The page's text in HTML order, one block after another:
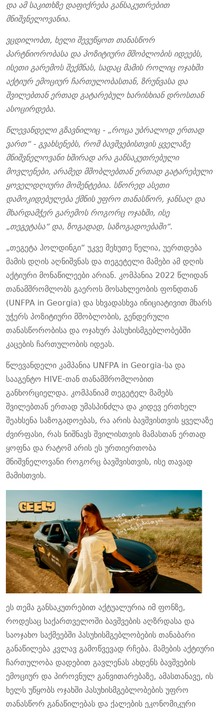
და ამ საკითხზე დაფიქრება განსაკუთრებით
მნიშვნელოვანია.
ვცდილობთ, ხელი შევუწყოთთანასწორ
პარტნიორობასა და პოზიტიური მშობლობის იდეებს,
ისეთი გარემოს შექმნას, სადაც მამის როლიც ოჯახში
აქტიურ ემოციურ ჩართულობასთან, ზრუნვასა და
შვილებთან ერთად გატარებულხარისხიან დროსთან
ასოცირდება.
წლევანდელი გზავნილიც - „როცა უბრალოდ ერთად
ვართ“ - გვახსენებს, რომ ბავშვებისთვის ყველაზე
მნიშვნელოვანი ხშირად არა განსაკუთრებული
მოვლენები, არამედ მშობლებთან ერთად გატარებული
ყოველდღიური მომენტებია. სწორედ ასეთი
დამოკიდებულება ქმნის უფრო თანასწორ, ჯანსაღ და
მხარდამჭერ გარემოს როგორც ოჯახში, ისე
„თეგეტასა“ და, ზოგადად, საზოგადოებაში“.
„თეგეტა ჰოლდინგი“ უკვე მეხუთე წელია, უერთდება
მამის დღის აღნიშვნას და თეგეტელი მამები ამ დღის
აქტიური მონაწილეები არიან. კომპანია 2022 წლიდან
თანამშრომლობს გაეროს მოსახლეობის ფონდთან
(UNFPA in Georgia) და სხვადასხვა ინიციატივით მხარს
უჭერს პოზიტიური მშობლობის, გენდერული
თანასწორობისა და ოჯახურ პასუხისმგებლობებში
კაცების ჩართულობის იდეას.
წლევანდელი კამპანია UNFPA in Georgia-სა და
სააგენტო HIVE-თან თანამშრომლობით
განხორციელდა. კომპანიამ თეგეტელ მამებს
შვილებთან ერთად უმასპინძლა და კიდევ ერთხელ
შეახსენა საზოგადოებას, რა არის ბავშვისთვის ყველაზე
ძვირფასი, რას ნიშნავს შვილისთვის მამასთან ერთად
ყოფნა და რატომ არის ეს ურთიერთობა
მნიშვნელოვანი როგორც ბავშვისთვის, ისე თავად
მამისთვის.
ეს თემა განსაკუთრებით აქტუალურია იმ ფონზე,
როდესაც საქართველოში ბავშვების აღზრდასა და
საოჯახო საქმეებში პასუხისმგებლობების თანაბარი
განაწილება კვლავ გამოწვევად რჩება. მამების აქტიური
ჩართულობა დადებით გავლენას ახდენს ბავშვების
ემოციურ და პიროვნულ განვითარებაზე, ამასთანავე, ის
ხელს უწყობს ოჯახში პასუხისმგებლობების უფრო
თანასწორ განაწილებას და ქალების ეკონომიკური